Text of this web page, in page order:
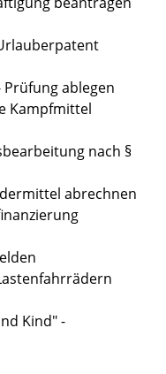
ablegen
Kampfmittel
nach §
abrechnen
Kind" -